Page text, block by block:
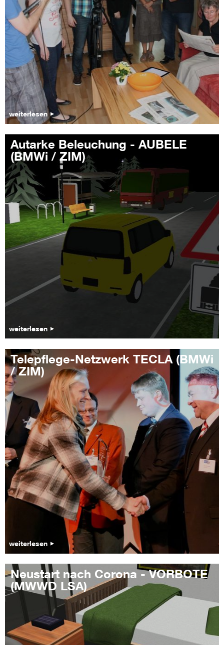
weiterlesen
Autarke Beleuchung - AUBELE
(BMWi / ZIM)
weiterlesen
Telepflege-Netzwerk TECLA (BMWi
/ ZIM)
weiterlesen
Neustart nach Corona - VORBOTE
(MWWD LSA)